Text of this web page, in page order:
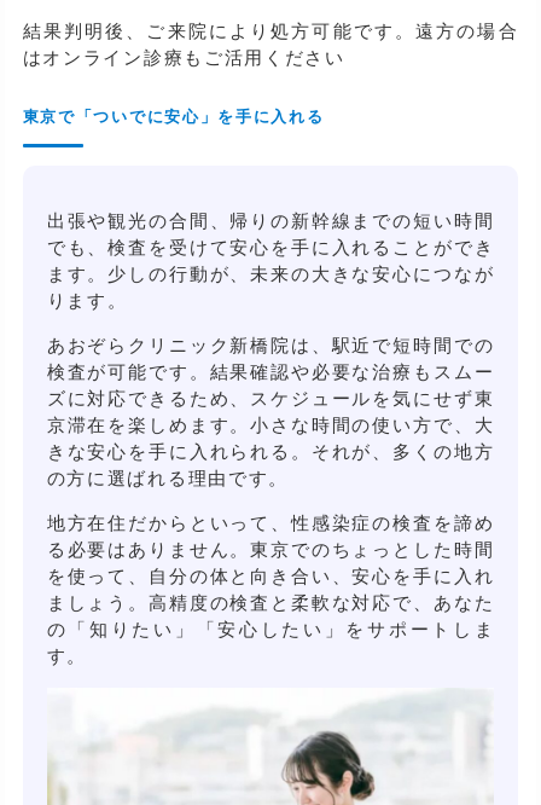
結果判明後、ご来院により処方可能です。遠方の場合
はオンライン診療もご活用ください
東京で「ついでに安心」を手に入れる
出張や観光の合間、帰りの新幹線までの短い時間
でも、検査を受けて安心を手に入れることができ
ます。少しの行動が、未来の大きな安心につなが
ります。
あおぞらクリニック新橋院は、駅近で短時間での
検査が可能です。結果確認や必要な治療もスムー
ズに対応できるため、スケジュールを気にせず東
京滞在を楽しめます。小さな時間の使い方で、大
きな安心を手に入れられる。それが、多くの地方
の方に選ばれる理由です。
地方在住だからといって、性感染症の検査を諦め
る必要はありません。東京でのちょっとした時間
を使って、自分の体と向き合い、安心を手に入れ
ましょう。高精度の検査と柔軟な対応で、あなた
の「知りたい」「安心したい」をサポートしま
す。